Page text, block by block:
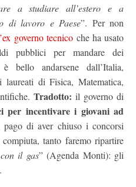
a studiare all’estero e a
di lavoro e Paese”. Per non
governo tecnicoche ha usato
pubblici per mandare dei
bello andarsene dall’Italia,
laureati di Fisica, Matematica,
Tradotto: il governo di
per incentivare i giovani ad
di aver chiuso i concorsi
tanto faremo ripartire
il gas” (Agenda Monti): gli